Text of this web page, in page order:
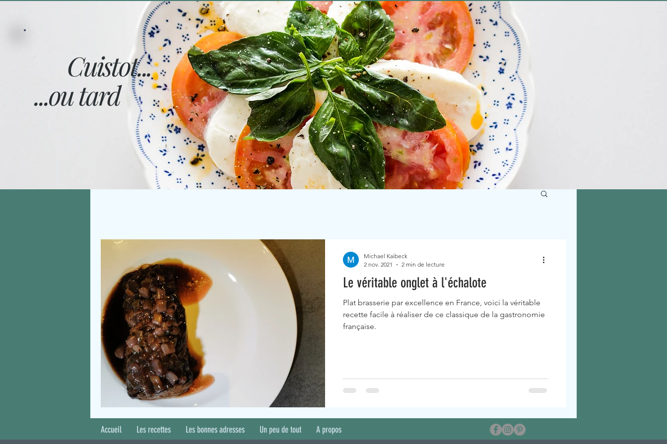
Le véritable onglet à l'échalote
Plat brasserie par excellence en France, voici la véritable
recette facile à réaliser de ce classique de la gastronomie
française.
Michael Kaibeck
2 nov. 2021
2 min de lecture
Cuistot...
...ou tard
Accueil Les recettes Les bonnes adresses Un peu de tout A propos